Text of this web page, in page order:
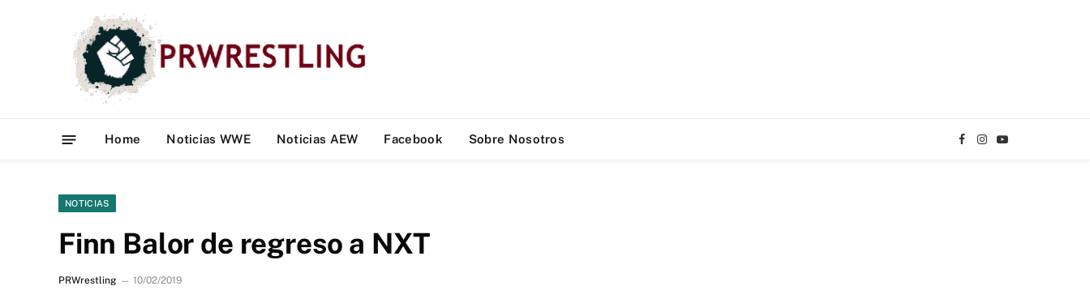
Home Noticias WWE Noticias AEW Facebook Sobre Nosotros
Facebook
Instagram
YouTube
NOTICIAS
Finn Balor de regreso a NXT
PRWrestling 10/02/2019